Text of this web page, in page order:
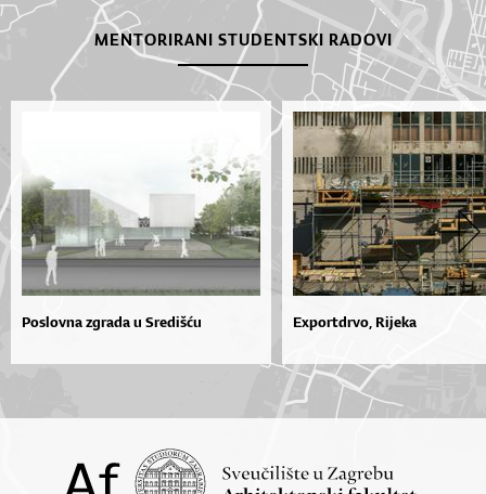
MENTORIRANI STUDENTSKI RADOVI
Poslovna zgrada u Središću Exportdrvo, Rijeka